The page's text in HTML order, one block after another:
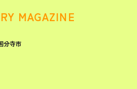
MAGAZINE
分寺市